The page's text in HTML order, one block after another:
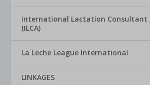
International Lactation Consultant
(ILCA)
La Leche League International
LINKAGES